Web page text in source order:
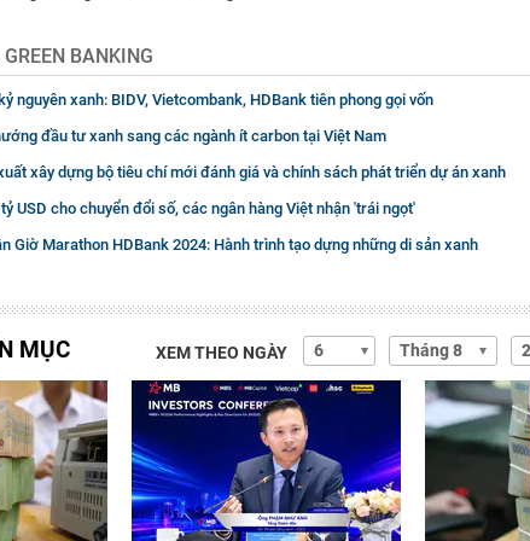
GREEN BANKING
nguyên xanh: BIDV, Vietcombank, HDBank tiên phong gọi vốn
đầu tư xanh sang các ngành ít carbon tại Việt Nam
xây dựng bộ tiêu chí mới đánh giá và chính sách phát triển dự án xanh
USD cho chuyển đổi số, các ngân hàng Việt nhận 'trái ngọt'
Giờ Marathon HDBank 2024: Hành trình tạo dựng những di sản xanh
MỤC XEM THEO NGÀY